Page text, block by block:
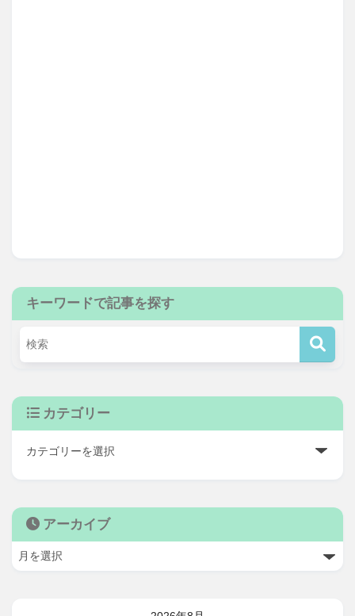
キーワードで記事を探す
カテゴリー
アーカイブ